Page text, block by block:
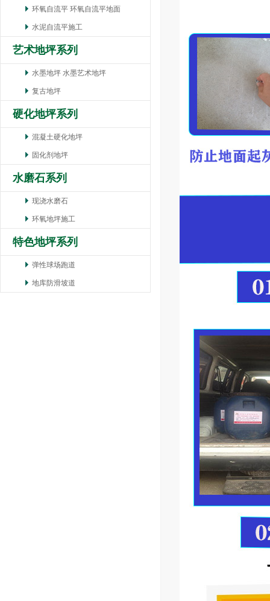
环氧自流平 环氧自流平地面
水泥自流平施工
艺术地坪系列
水墨地坪 水墨艺术地坪
复古地坪
硬化地坪系列
混凝土硬化地坪
固化剂地坪
水磨石系列
现浇水磨石
环氧地坪施工
特色地坪系列
弹性球场跑道
地库防滑坡道